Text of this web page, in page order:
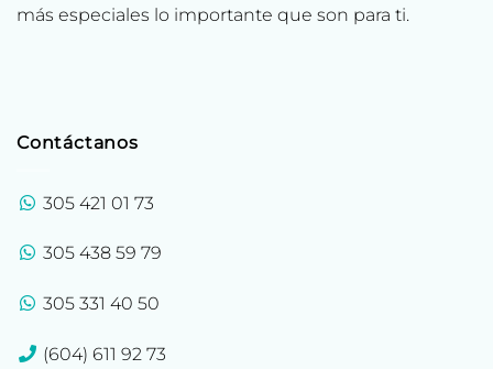
más especiales lo importante que son para ti.
Contáctanos
305 421 01 73
305 438 59 79
305 331 40 50
(604) 611 92 73